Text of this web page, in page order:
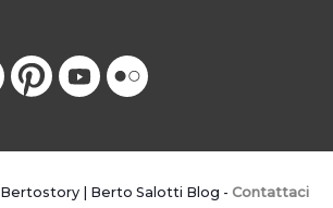
Bertostory | Berto Salotti Blog - Contattaci